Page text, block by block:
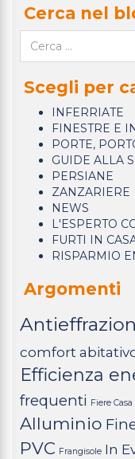
Cerca nel
Scegli per
INFERRIATE
FINESTRE E
PORTE,
GUIDE ALLA
PERSIANE
ZANZARIERE
NEWS
L'ESPERTO
FURTI IN
RISPARMIO
Argomenti
comfort
Efficienza
frequenti Fiere
Alluminio
PVC Frangisole In